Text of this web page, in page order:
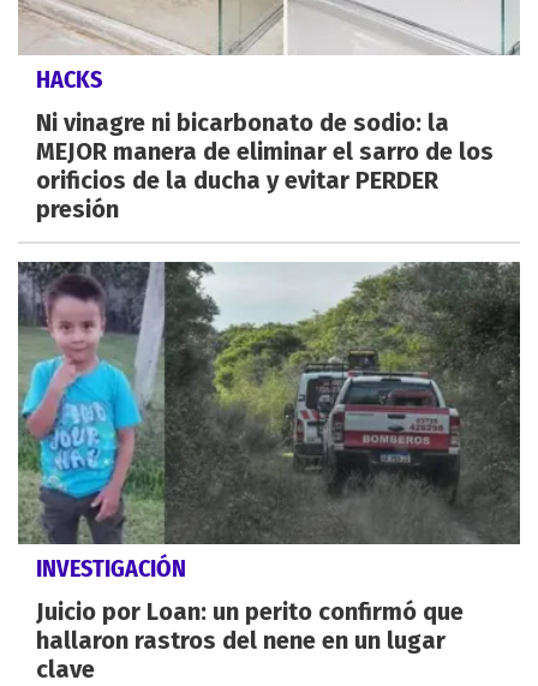
HACKS
Ni vinagre ni bicarbonato de sodio: la
MEJOR manera de eliminar el sarro de los
orificios de la ducha y evitar PERDER
presión
INVESTIGACIÓN
Juicio por Loan: un perito confirmó que
hallaron rastros del nene en un lugar
clave